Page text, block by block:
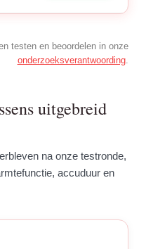
testen en beoordelen in onze
onderzoeksverantwoording.
uitgebreid
na onze testronde,
accuduur en